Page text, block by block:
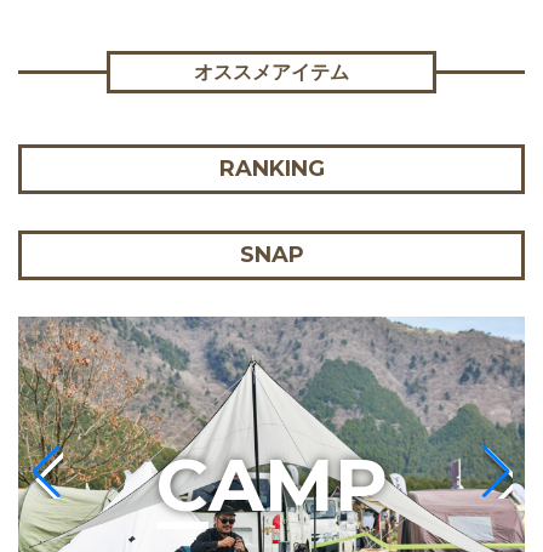
オススメアイテム
RANKING
SNAP
CAMP